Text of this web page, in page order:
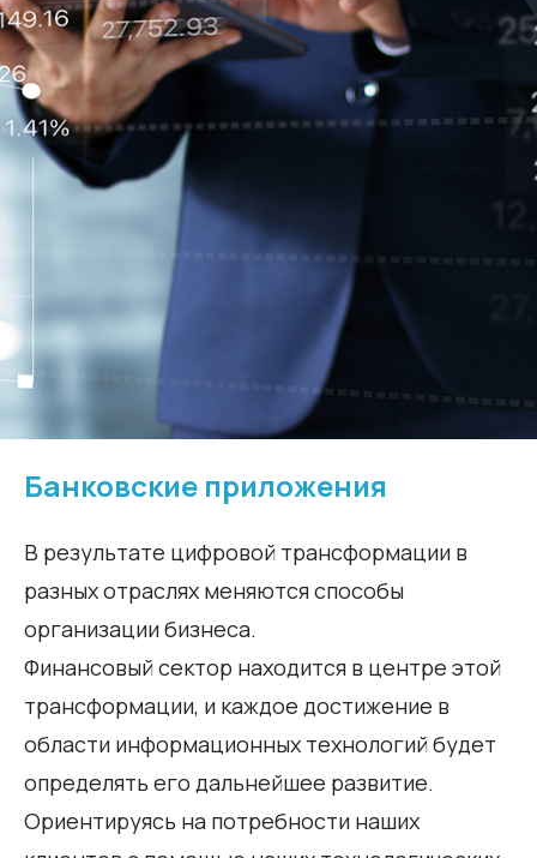
Банковские приложения
В результате цифровой трансформации в
разных отраслях меняются способы
организации бизнеса.
Финансовый сектор находится в центре этой
трансформации, и каждое достижение в
области информационных технологий будет
определять его дальнейшее развитие.
Ориентируясь на потребности наших